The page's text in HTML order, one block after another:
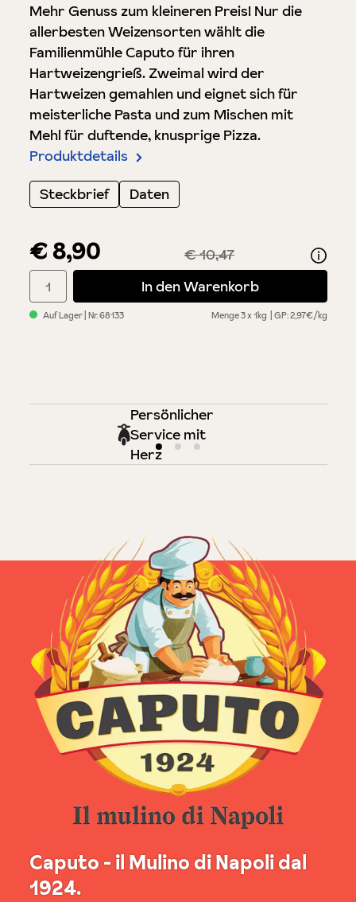
€ 8,90 € 10,47
Mehr Genuss zum kleineren Preis! Nur die
allerbesten Weizensorten wählt die
Familienmühle Caputo für ihren
Hartweizengrieß. Zweimal wird der
Hartweizen gemahlen und eignet sich für
meisterliche Pasta und zum Mischen mit
Mehl für duftende, knusprige Pizza.
Produktdetails
Steckbrief
Daten
Auf Lager | Nr.68133 Menge3 x 1kg GP: 2,97€/kg
Produkt Anzahl: Gib den gewünschten Wert ein oder benutze
In den Warenkorb
Persönlicher
Service mit
Herz
Caputo - il Mulino di Napoli dal
1924.